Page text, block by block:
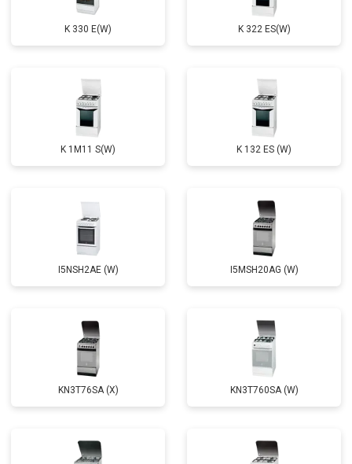
K 330 E(W) K 322 ES(W)
K 1M11 S(W) K 132 ES (W)
I5NSH2AE (W) I5MSH20AG (W)
KN3T76SA (X) KN3T760SA (W)